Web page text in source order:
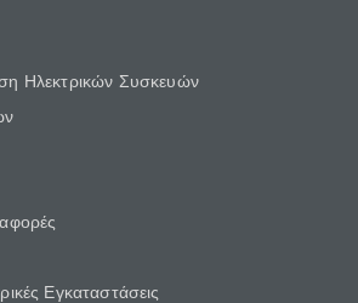
Ηλεκτρικών Συσκευών
Εγκαταστάσεις